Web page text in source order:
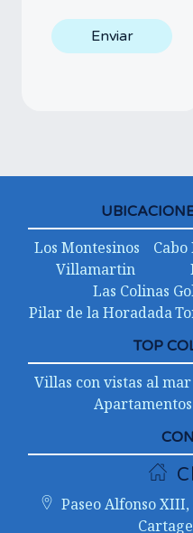
Los Montesinos Cabo
Villamartin
Las Colinas
Pilar de la Horadada
TOP
Villas con vistas al mar
Paseo Alfonso XIII,